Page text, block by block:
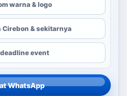
warna & logo
Cirebon & sekitarnya
event
WhatsApp